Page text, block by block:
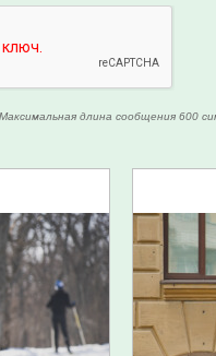
Максимальная длина сообщения 600